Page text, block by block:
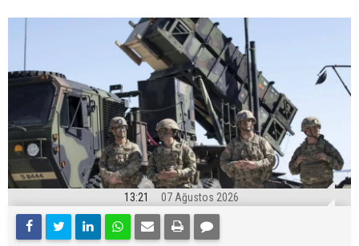
13:21 07 Ağustos 2026